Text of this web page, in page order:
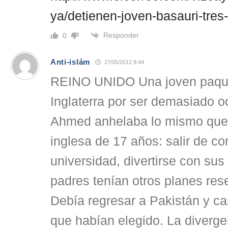
ya/detienen-joven-basauri-
0 Responder
Anti-islám 27/05/2012 8:44
REINO UNIDO Una joven
Inglaterra por ser demasiado
Ahmed anhelaba lo mismo
inglesa de 17 años: salir de
universidad, divertirse con
padres tenían otros planes
Debía regresar a Pakistán y
que habían elegido. La